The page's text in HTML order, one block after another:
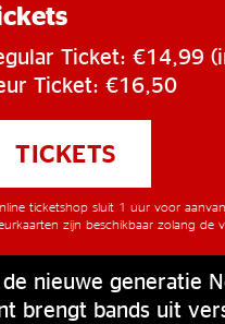
Ticket: €14,99
Ticket: €16,50
TICKETS
ticketshop sluit 1 uur voor
zijn beschikbaar zolang de
nieuwe generatie
brengt bands uit